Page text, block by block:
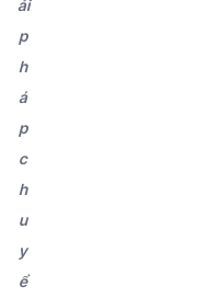
ải
p
h
á
p
c
h
u
y
ể